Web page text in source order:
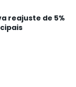
reajuste de 5%